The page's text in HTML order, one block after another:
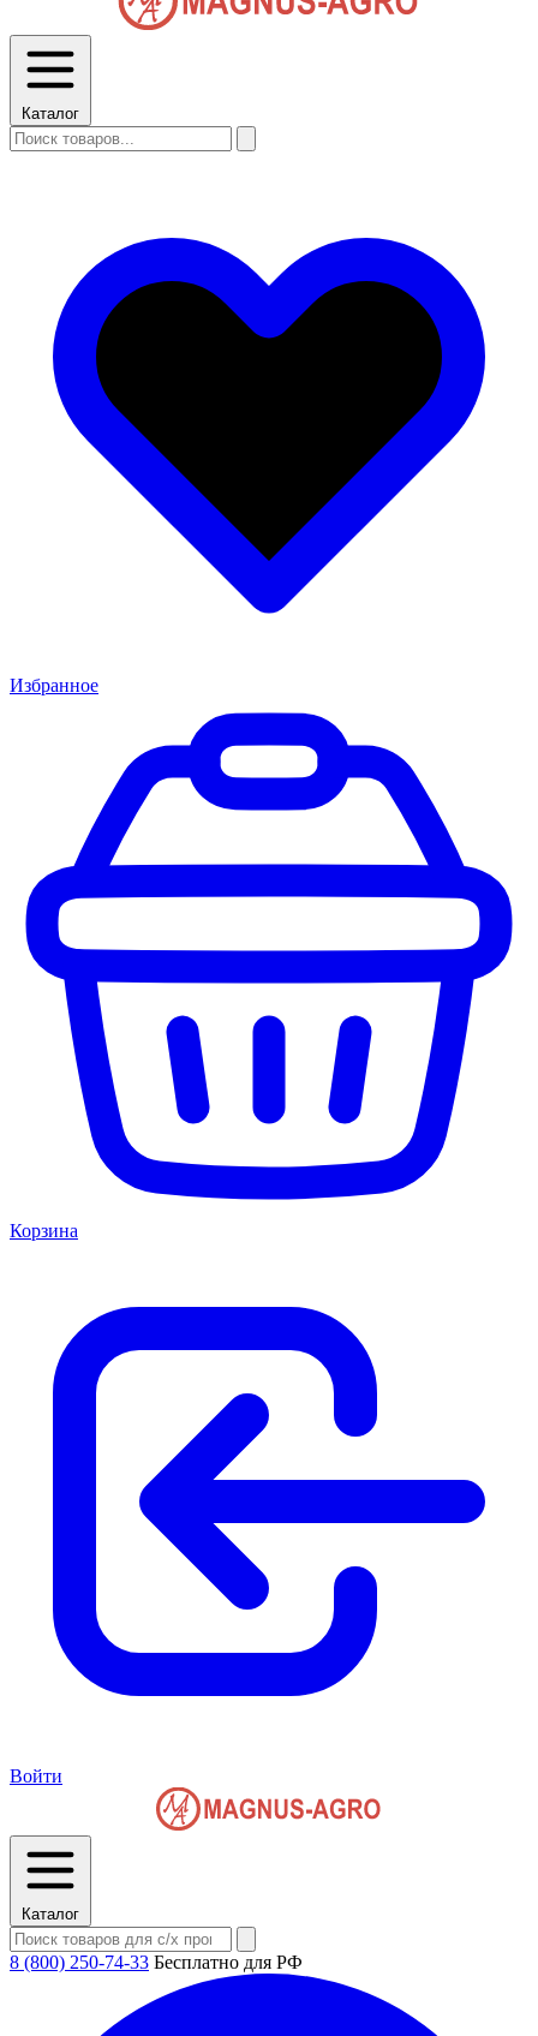
Каталог
Избранное
Корзина
Войти
Каталог
8 (800) 250-74-33 Бесплатно для РФ